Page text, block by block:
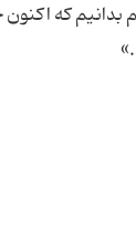
هم بدانیم که